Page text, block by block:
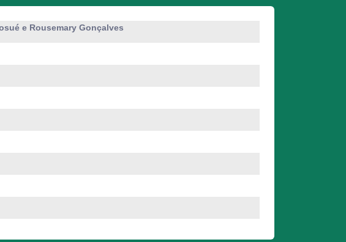
e Rousemary Gonçalves